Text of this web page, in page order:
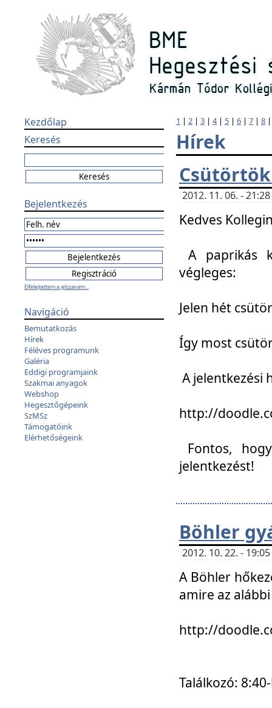
Kezdőlap
Keresés
Bejelentkezés
Elfelejtettem a jelszavam...
Navigáció
Bemutatkozás
Hírek
Féléves programunk
Galéria
Eddigi programjaink
Szakmai anyagok
Webshop
Hegesztőgépeink
SzMSz
Támogatóink
Elérhetőségeink
1 | 2 | 3 | 4| 5 | 6 | 7 | 8
Hírek
2012. 11. 06. -
Kedves
A paprikás
végleges:
Jelen hét
Így most
A jelentkezési
http://
Fontos,
jelentkezést!
Böhler
2012. 10. 22. -
A Böhler
amire az
http://
Találkozó: